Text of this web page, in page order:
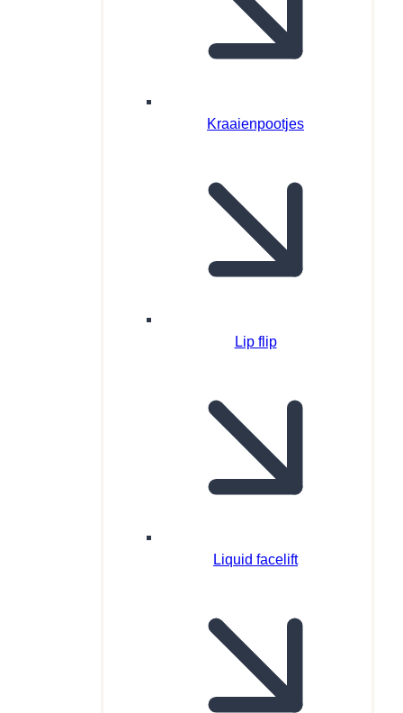
Kraaienpootjes
Lip flip
Liquid facelift